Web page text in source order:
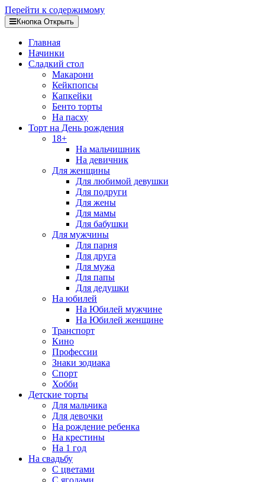
Перейти к содержимому
Кнопка Открыть
Главная
Начинки
Сладкий стол
Макарони
Кейкпопсы
Капкейки
Бенто торты
На пасху
Торт на День рождения
18+
На мальчишник
На девичник
Для женщины
Для любимой девушки
Для подруги
Для жены
Для мамы
Для бабушки
Для мужчины
Для парня
Для друга
Для мужа
Для папы
Для дедушки
На юбилей
На Юбилей мужчине
На Юбилей женщине
Транспорт
Кино
Профессии
Знаки зодиака
Спорт
Хобби
Детские торты
Для мальчика
Для девочки
На рождение ребенка
На крестины
На 1 год
На свадьбу
С цветами
С ягодами